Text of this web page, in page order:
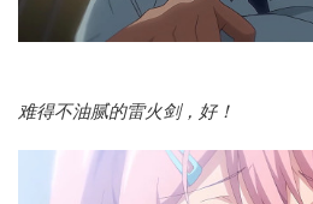
难得不油腻的雷火剑，好！